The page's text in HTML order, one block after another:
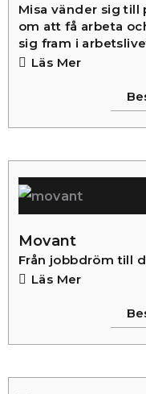
Misa vänder sig till
om att få arbeta
sig fram i
Läs Mer
Movant
Från jobbdröm till
Läs Mer